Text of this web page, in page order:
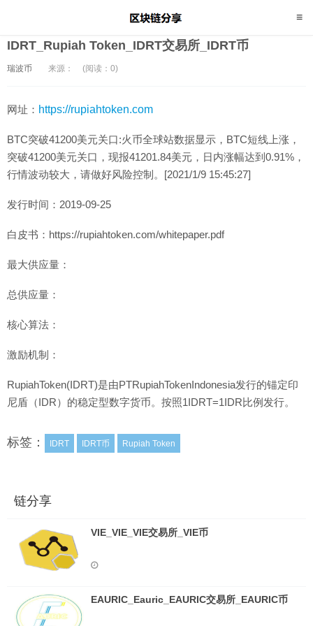
IDRT_Rupiah Token_IDRT交易所_IDRT币
瑞波币 来源： (阅读：0)
网址： https://rupiahtoken.com
BTC突破41200美元关口:火币全球站数据显示，BTC短线上涨，
突破41200美元关口，现报41201.84美元，日内涨幅达到0.91%，
行情波动较大，请做好风险控制。[2021/1/9 15:45:27]
发行时间：2019-09-25
白皮书：https://rupiahtoken.com/whitepaper.pdf
最大供应量：
总供应量：
核心算法：
激励机制：
RupiahToken(IDRT)是由PTRupiahTokenIndonesia发行的锚定印
尼盾（IDR）的稳定型数字货币。按照1IDRT=1IDR比例发行。
标签： IDRT IDRT币 Rupiah Token
链分享
VIE_VIE_VIE交易所_VIE币
EAURIC_Eauric_EAURIC交易所_EAURIC币